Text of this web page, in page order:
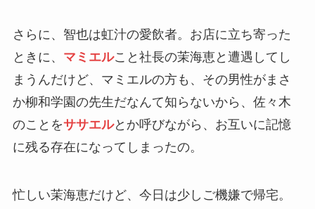
さらに、智也は虹汁の愛飲者。お店に立ち寄った
ときに、 マミエルこと社長の茉海恵と遭遇してし
まうんだけど、マミエルの方も、その男性がまさ
か柳和学園の先生だなんて知らないから、佐々木
のことをササエルとか呼びながら、お互いに記憶
に残る存在になってしまったの。
忙しい茉海恵だけど、今日は少しご機嫌で帰宅。